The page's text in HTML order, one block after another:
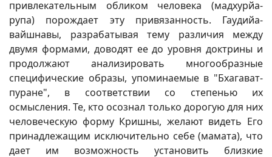
привлекательным обликом человека (мадхурйа-
рупа) порождает эту привязанность. Гаудийа-
вайшнавы, разрабатывая тему различия между
двумя формами, доводят ее до уровня доктрины и
продолжают анализировать многообразные
специфические образы, упоминаемые в "Бхагават-
пуране", в соответствии со степенью их
осмысления. Те, кто осознал только дорогую для них
человеческую форму Кришны, желают видеть Его
принадлежащим исключительно себе (мамата), что
дает им возможность установить близкие